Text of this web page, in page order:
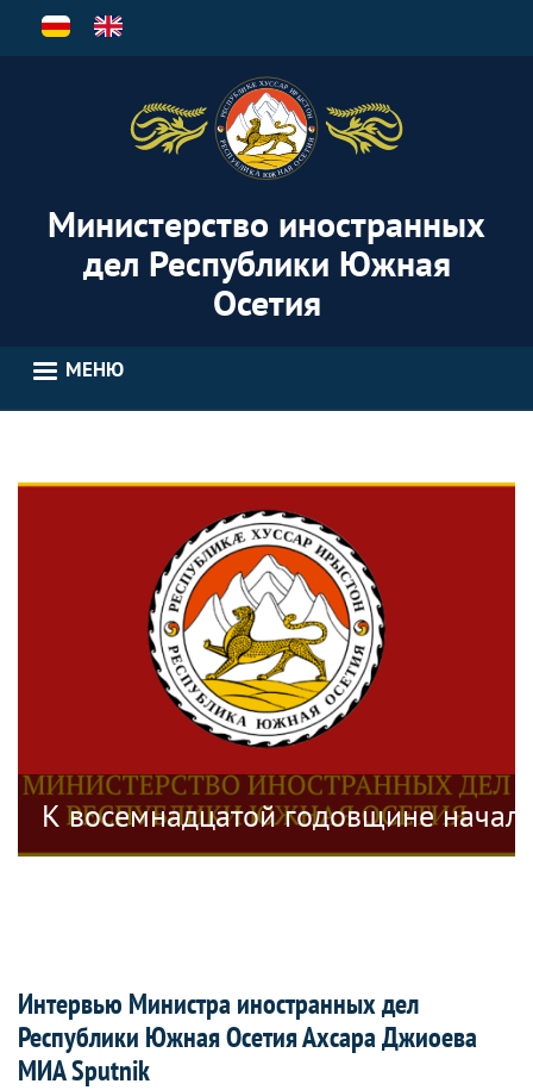
Перейти
Министерство иностранных
дел Республики Южная
Осетия
МЕНЮ
Приднестровской Молдавской
К восемнадцатой годовщине
Интервью Министра иностранных дел
Республики Южная Осетия Ахсара Джиоева
МИА Sputnik